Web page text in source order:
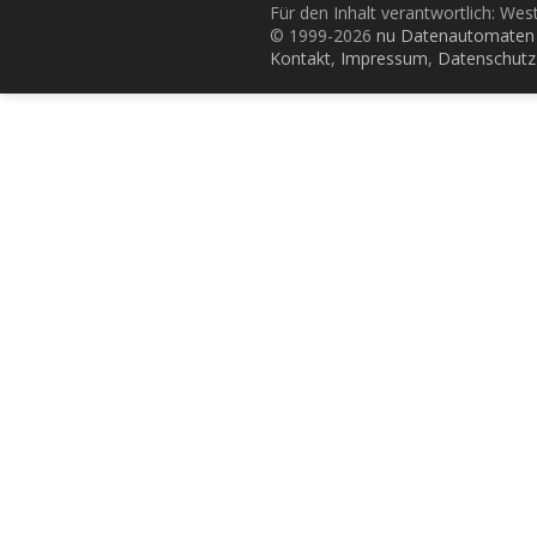
Für den Inhalt verantwortlich:
© 1999-2026 nu
Kontakt, Impressum, Datenschutz